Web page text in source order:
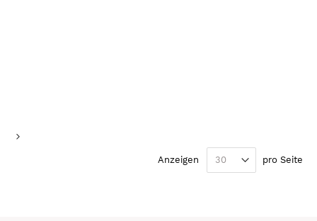
Anzeigen pro Seite